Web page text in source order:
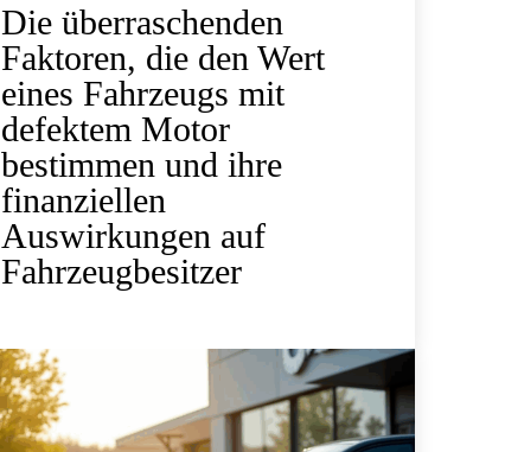
Die überraschenden
Faktoren, die den Wert
eines Fahrzeugs mit
defektem Motor
bestimmen und ihre
finanziellen
Auswirkungen auf
Fahrzeugbesitzer